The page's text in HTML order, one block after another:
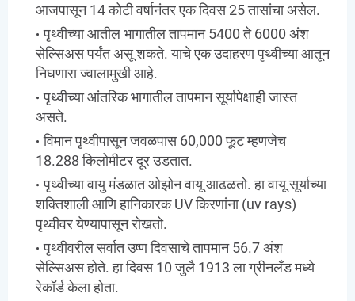
आजपासून 14 कोटी वर्षानंतर एक दिवस 25 तासांचा असेल.
पृथ्वीच्या आतील भागातील तापमान 5400 ते 6000 अंश
सेल्सिअस पर्यंत असू शकते. याचे एक उदाहरण पृथ्वीच्या आतून
निघणारा ज्वालामुखी आहे.
पृथ्वीच्या आंतरिक भागातील तापमान सूर्यापेक्षाही जास्त
असते.
विमान पृथ्वीपासून जवळपास 60,000 फूट म्हणजेच
18.288 किलोमीटर दूर उडतात.
पृथ्वीच्या वायु मंडळात ओझोन वायू आढळतो. हा वायू सूर्याच्या
शक्तिशाली आणि हानिकारक UV किरणांना (uv rays)
पृथ्वीवर येण्यापासून रोखतो.
पृथ्वीवरील सर्वात उष्ण दिवसाचे तापमान 56.7 अंश
सेल्सिअस होते. हा दिवस 10 जुलै 1913 ला ग्रीनलँड मध्ये
रेकॉर्ड केला होता.